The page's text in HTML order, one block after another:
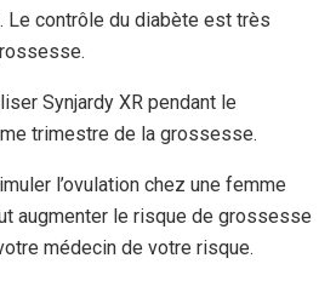
Le contrôle du diabète est très
Synjardy XR pendant le
trimestre de la grossesse.
l’ovulation chez une femme
augmenter le risque de grossesse
médecin de votre risque.